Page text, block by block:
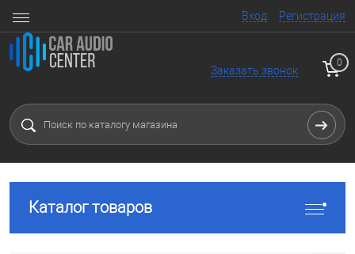
Вход Регистрация
Заказать звонок
0
Каталог товаров